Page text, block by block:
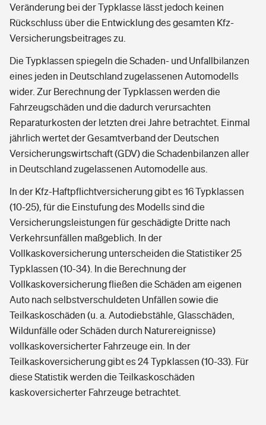
Veränderung bei der Typklasse lässt jedoch keinen
Rückschluss über die Entwicklung des gesamten Kfz-
Versicherungsbeitrages zu.
Die Typklassen spiegeln die Schaden- und Unfallbilanzen
eines jeden in Deutschland zugelassenen Automodells
wider. Zur Berechnung der Typklassen werden die
Fahrzeugschäden und die dadurch verursachten
Reparaturkosten der letzten drei Jahre betrachtet. Einmal
jährlich wertet der Gesamtverband der Deutschen
Versicherungswirtschaft (GDV) die Schadenbilanzen aller
in Deutschland zugelassenen Automodelle aus.
In der Kfz-Haftpflichtversicherung gibt es 16 Typklassen
(10-25), für die Einstufung des Modells sind die
Versicherungsleistungen für geschädigte Dritte nach
Verkehrsunfällen maßgeblich. In der
Vollkaskoversicherung unterscheiden die Statistiker 25
Typklassen (10-34). In die Berechnung der
Vollkaskoversicherung fließen die Schäden am eigenen
Auto nach selbstverschuldeten Unfällen sowie die
Teilkaskoschäden (u. a. Autodiebstähle, Glasschäden,
Wildunfälle oder Schäden durch Naturereignisse)
vollkaskoversicherter Fahrzeuge ein. In der
Teilkaskoversicherung gibt es 24 Typklassen (10-33). Für
diese Statistik werden die Teilkaskoschäden
kaskoversicherter Fahrzeuge betrachtet.